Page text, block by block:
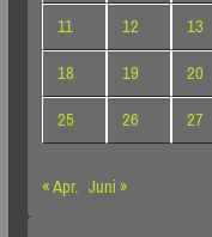
11
12 13
18
19 20
25
26 27
« Apr. Juni »